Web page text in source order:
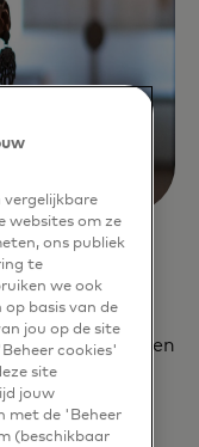
blijven.
risico's
naar een
een
op weg helpen
vergelijkbare
websites om ze
ons publiek
te
we ook
basis van de
jou op de site
cookies'
site
jouw
met de 'Beheer
(beschikbaar